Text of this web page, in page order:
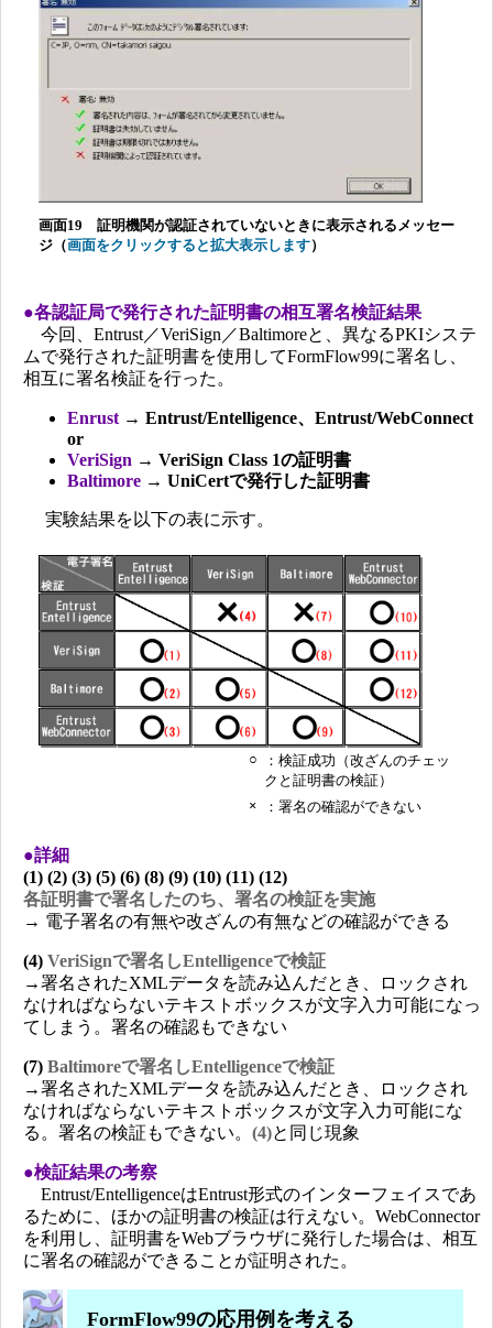
画面19 証明機関が認証されていないときに表示されるメッセー
ジ（画面をクリックすると拡大表示します）
●各認証局で発行された証明書の相互署名検証結果
今回、Entrust／VeriSign／Baltimoreと、異なるPKIシステ
ムで発行された証明書を使用してFormFlow99に署名し、
相互に署名検証を行った。
Enrust → Entrust/Entelligence、Entrust/WebConnect
or
VeriSign → VeriSign Class 1の証明書
Baltimore → UniCertで発行した証明書
実験結果を以下の表に示す。
○
：検証成功（改ざんのチェッ
クと証明書の検証）
×
：署名の確認ができない
●詳細
(1) (2) (3) (5) (6) (8) (9) (10) (11) (12)
各証明書で署名したのち、署名の検証を実施
→ 電子署名の有無や改ざんの有無などの確認ができる
(4) VeriSignで署名しEntelligenceで検証
→署名されたXMLデータを読み込んだとき、ロックされ
なければならないテキストボックスが文字入力可能になっ
てしまう。署名の確認もできない
(7) Baltimoreで署名しEntelligenceで検証
→署名されたXMLデータを読み込んだとき、ロックされ
なければならないテキストボックスが文字入力可能にな
る。署名の検証もできない。 (4)と同じ現象
●検証結果の考察
Entrust/EntelligenceはEntrust形式のインターフェイスであ
るために、ほかの証明書の検証は行えない。WebConnector
を利用し、証明書をWebブラウザに発行した場合は、相互
に署名の確認ができることが証明された。
FormFlow99の応用例を考える